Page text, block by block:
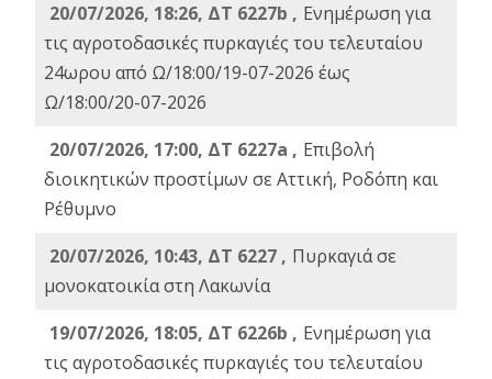
20/07/2026, 18:26, ΔΤ 6227b , Ενημέρωση για
τις αγροτοδασικές πυρκαγιές του τελευταίου
24ωρου από Ω/18:00/19-07-2026 έως
Ω/18:00/20-07-2026
20/07/2026, 17:00, ΔΤ 6227a , Επιβολή
διοικητικών προστίμων σε Αττική, Ροδόπη και
Ρέθυμνο
20/07/2026, 10:43, ΔΤ 6227 , Πυρκαγιά σε
μονοκατοικία στη Λακωνία
19/07/2026, 18:05, ΔΤ 6226b , Ενημέρωση για
τις αγροτοδασικές πυρκαγιές του τελευταίου